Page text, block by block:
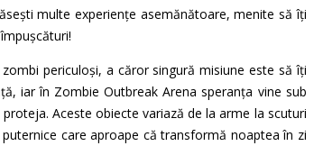
multe experiențe asemănătoare, menite să îți
periculoși, a căror singură misiune este să îți
iar în Zombie Outbreak Arena speranța vine sub
Aceste obiecte variază de la arme la scuturi
care aproape că transformă noaptea în zi